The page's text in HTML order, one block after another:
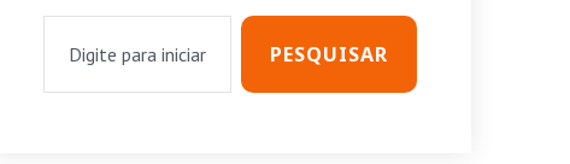
PESQUISAR